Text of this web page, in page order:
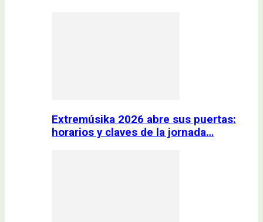
Extremúsika 2026 abre sus puertas:
horarios y claves de la jornada…